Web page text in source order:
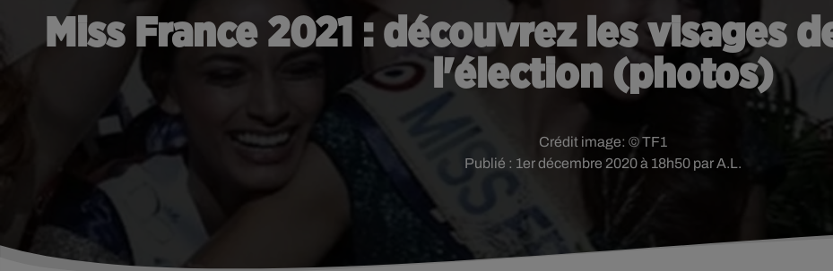
Miss France 2021 : découvrez les visages
l'élection (photos)
Publié : 1er décembre 2020 à 18h50 par A.L.
Crédit image: © TF1